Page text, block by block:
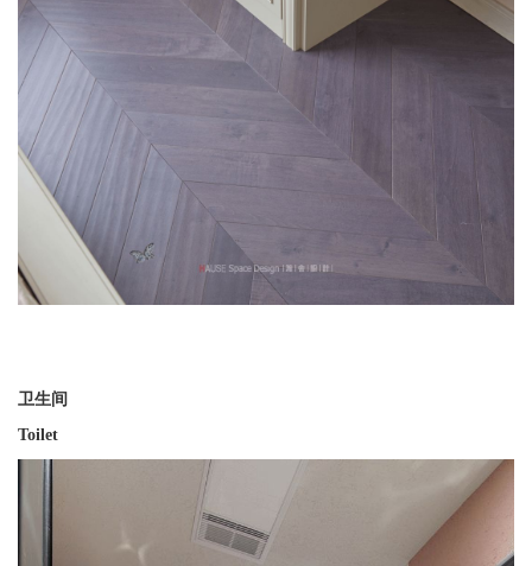
卫生间
Toilet